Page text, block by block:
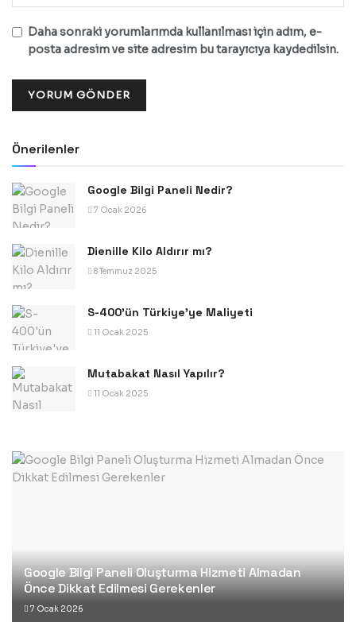
Daha sonraki yorumlarımda kullanılması için adım, e-
posta adresim ve site adresim bu tarayıcıya kaydedilsin.
Önerilenler
Google Bilgi Paneli Nedir?
7 Ocak 2026
Dienille Kilo Aldırır mı?
8 Temmuz 2025
S-400’ün Türkiye’ye Maliyeti
11 Ocak 2025
Mutabakat Nasıl Yapılır?
11 Ocak 2025
Google Bilgi Paneli Oluşturma Hizmeti Almadan
Önce Dikkat Edilmesi Gerekenler
7 Ocak 2026